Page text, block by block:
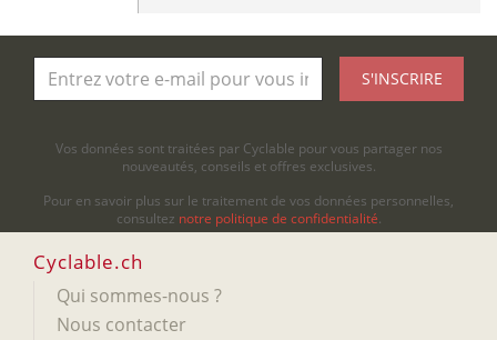
S'INSCRIRE
Vos données sont traitées par Cyclable pour vous partager nos
nouveautés, conseils et offres exclusives.
Pour en savoir plus sur le traitement de vos données personnelles,
consultez notre politique de confidentialité.
Cyclable.ch
Qui sommes-nous ?
Nous contacter